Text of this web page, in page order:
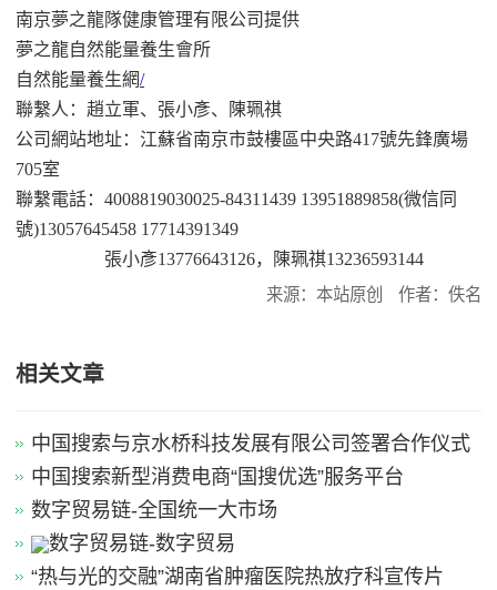
南京夢之龍隊健康管理有限公司提供
夢之龍自然能量養生會所
自然能量養生網/
聯繫人：趙立軍、張小彥、陳珮祺
公司網站地址：江蘇省南京市鼓樓區中央路417號先鋒廣場
705室
聯繫電話： 4008819030025-84311439 13951889858(微信同
號)13057645458 17714391349
張小彥13776643126，陳珮祺13236593144
来源：本站原创
作者：佚名
相关文章
中国搜索与京水桥科技发展有限公司签署合作仪式
中国搜索新型消费电商“国搜优选”服务平台
数字贸易链-全国统一大市场
数字贸易链-数字贸易
“热与光的交融”湖南省肿瘤医院热放疗科宣传片